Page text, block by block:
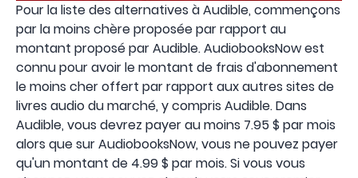
Pour la liste des alternatives à Audible, commençons
par la moins chère proposée par rapport au
montant proposé par Audible. AudiobooksNow est
connu pour avoir le montant de frais d'abonnement
le moins cher offert par rapport aux autres sites de
livres audio du marché, y compris Audible. Dans
Audible, vous devrez payer au moins 7.95 $ par mois
alors que sur AudiobooksNow, vous ne pouvez payer
qu'un montant de 4.99 $ par mois. Si vous vous